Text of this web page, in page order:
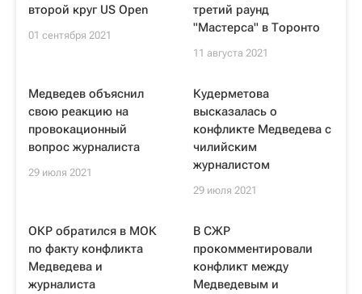
второй круг US Open
01 сентября 2021
третий раунд
"Мастерса" в Торонто
11 августа 2021
Медведев объяснил
свою реакцию на
провокационный
вопрос журналиста
29 июля 2021
Кудерметова
высказалась о
конфликте Медведева с
чилийским
журналистом
29 июля 2021
ОКР обратился в МОК
по факту конфликта
Медведева и
журналиста
В СЖР
прокомментировали
конфликт между
Медведевым и